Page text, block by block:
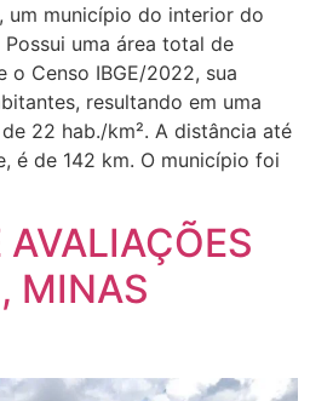
um município do interior do
uma área total de
o Censo IBGE/2022, sua
resultando em uma
22 hab./km². A distância até
é de 142 km. O município foi
MINAS